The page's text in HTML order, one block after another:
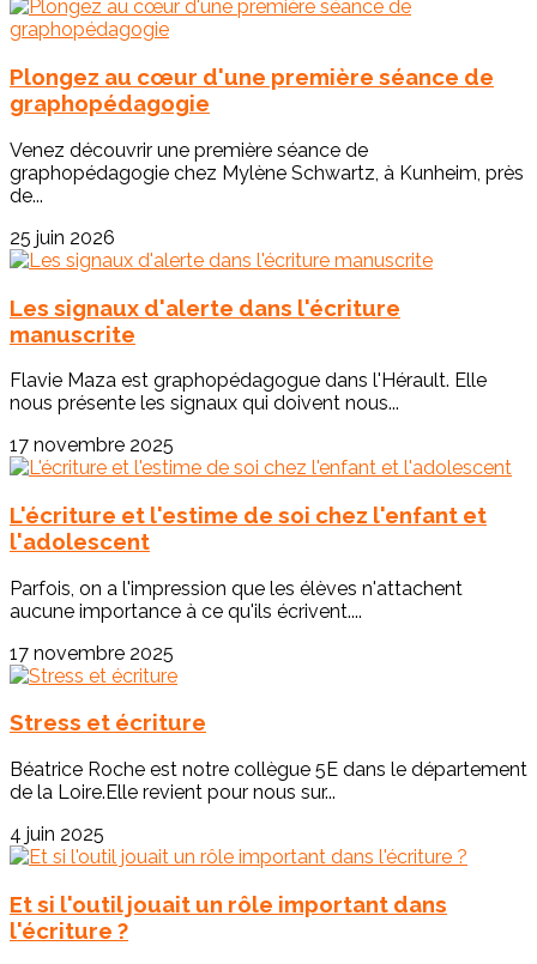
Plongez au cœur d'une première séance de
graphopédagogie
Venez découvrir une première séance de
graphopédagogie chez Mylène Schwartz, à Kunheim, près
de...
25 juin 2026
Les signaux d'alerte dans l'écriture
manuscrite
Flavie Maza est graphopédagogue dans l'Hérault. Elle
nous présente les signaux qui doivent nous...
17 novembre 2025
L'écriture et l'estime de soi chez l'enfant et
l'adolescent
Parfois, on a l'impression que les élèves n'attachent
aucune importance à ce qu'ils écrivent....
17 novembre 2025
Stress et écriture
Béatrice Roche est notre collègue 5E dans le département
de la Loire.Elle revient pour nous sur...
4 juin 2025
Et si l'outil jouait un rôle important dans
l'écriture ?